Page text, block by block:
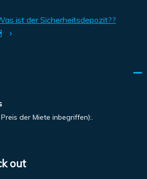
ist der Sicherheitsdepozit??
der Miete inbegriffen):.
out